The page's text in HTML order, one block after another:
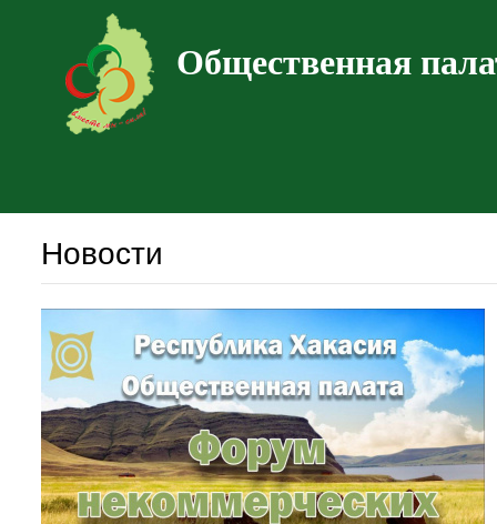
Общественная
Новости